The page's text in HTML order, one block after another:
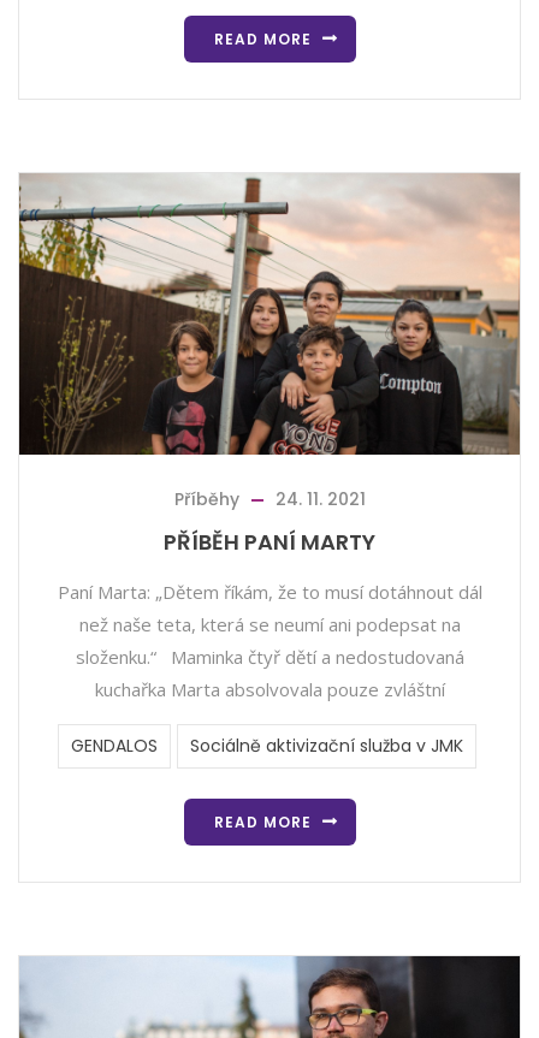
READ MORE
Příběhy 24. 11. 2021
PŘÍBĚH PANÍ MARTY
Paní Marta: „Dětem říkám, že to musí dotáhnout dál
než naše teta, která se neumí ani podepsat na
složenku.“ Maminka čtyř dětí a nedostudovaná
kuchařka Marta absolvovala pouze zvláštní
GENDALOS Sociálně aktivizační služba v JMK
READ MORE